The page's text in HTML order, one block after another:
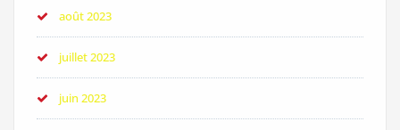
août 2023
juillet 2023
juin 2023